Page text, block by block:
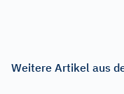
Weitere Artikel aus